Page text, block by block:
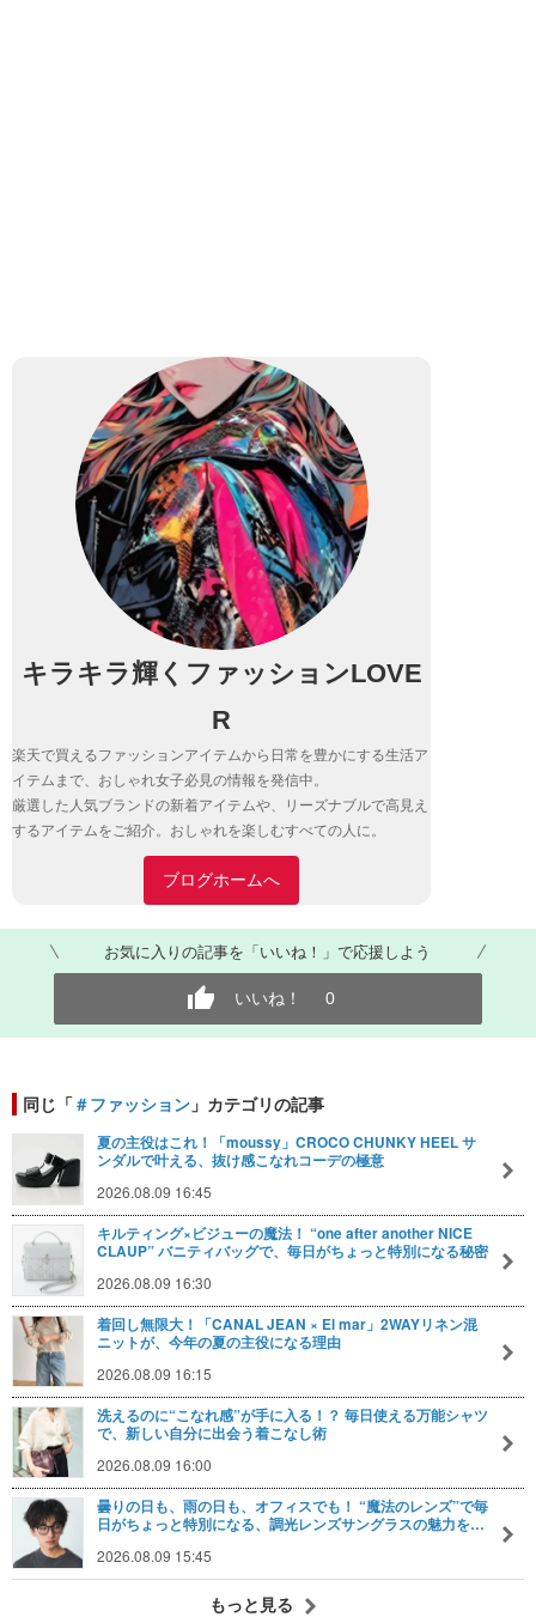
キラキラ輝くファッションLOVE
R
楽天で買えるファッションアイテムから日常を豊かにする生活ア
イテムまで、おしゃれ女子必見の情報を発信中。
厳選した人気ブランドの新着アイテムや、リーズナブルで高見え
するアイテムをご紹介。おしゃれを楽しむすべての人に。
ブログホームへ
お気に入りの記事を「いいね！」で応援しよう
いいね！ 0
同じ「＃ファッション 」カテゴリの記事
夏の主役はこれ！「moussy」CROCO CHUNKY HEEL サ
ンダルで叶える、抜け感こなれコーデの極意
2026.08.09 16:45
キルティング×ビジューの魔法！ “one after another NICE
CLAUP” バニティバッグで、毎日がちょっと特別になる秘密
2026.08.09 16:30
着回し無限大！「CANAL JEAN × El mar」2WAYリネン混
ニットが、今年の夏の主役になる理由
2026.08.09 16:15
洗えるのに“こなれ感”が手に入る！？ 毎日使える万能シャツ
で、新しい自分に出会う着こなし術
2026.08.09 16:00
曇りの日も、雨の日も、オフィスでも！ “魔法のレンズ”で毎
日がちょっと特別になる、調光レンズサングラスの魅力を…
2026.08.09 15:45
もっと見る